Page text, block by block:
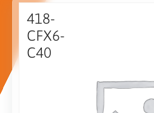
418-
CFX6-
C40
$